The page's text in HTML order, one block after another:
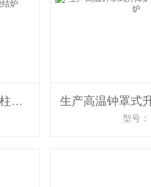
手机背板升降炉 烧结磁柱烧结炉
型号：